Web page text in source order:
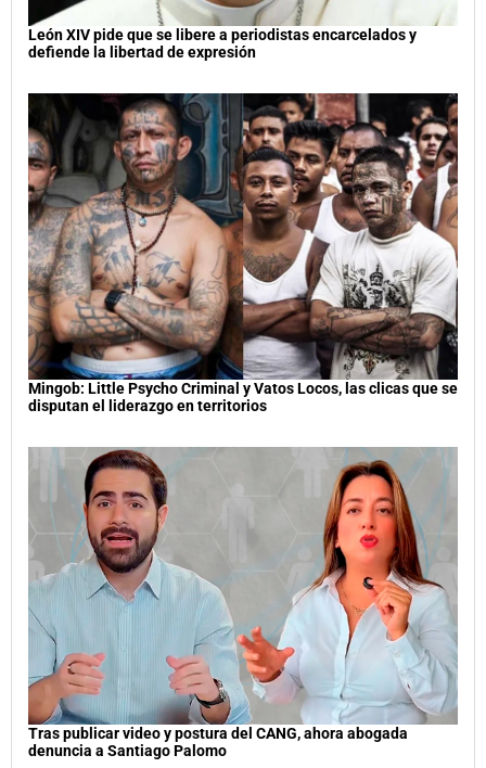
León XIV pide que se libere a periodistas encarcelados y
defiende la libertad de expresión
Mingob: Little Psycho Criminal y Vatos Locos, las clicas que se
disputan el liderazgo en territorios
Tras publicar video y postura del CANG, ahora abogada
denuncia a Santiago Palomo